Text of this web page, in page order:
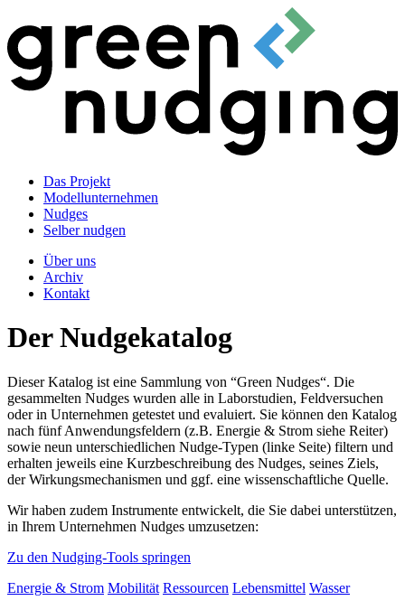
Das Projekt
Modellunternehmen
Nudges
Selber nudgen
Über uns
Archiv
Kontakt
Der Nudgekatalog
Dieser Katalog ist eine Sammlung von “Green Nudges“. Die
gesammelten Nudges wurden alle in Laborstudien, Feldversuchen
oder in Unternehmen getestet und evaluiert. Sie können den Katalog
nach fünf Anwendungsfeldern (z.B. Energie & Strom siehe Reiter)
sowie neun unterschiedlichen Nudge-Typen (linke Seite) filtern und
erhalten jeweils eine Kurzbeschreibung des Nudges, seines Ziels,
der Wirkungsmechanismen und ggf. eine wissenschaftliche Quelle.
Wir haben zudem Instrumente entwickelt, die Sie dabei unterstützen,
in Ihrem Unternehmen Nudges umzusetzen:
Zu den Nudging-Tools springen
Energie & Strom Mobilität Ressourcen Lebensmittel Wasser